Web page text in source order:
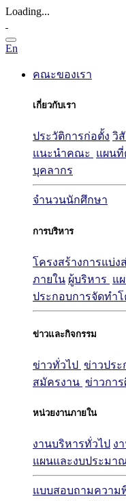
Loading...
En
คณะของเรา
เกี่ยวกับเรา
ประวัติการก่อตั้ง วิ
แนะนำคณะ
แผนที่
บุคลากร
จำนวนนักศึกษา
การบริหาร
โครงสร้างการแบ่ง
ภายใน ผู้บริหาร แ
ประกอบการจัดทำ
ข่าวและกิจกรรม
ข่าวทั่วไป ข่าวประ
สมัครงาน ข่าวกา
หน่วยงานภายใน
งานบริหารทั่วไป ง
แผนและงบประมา
แบบสอบถามความ